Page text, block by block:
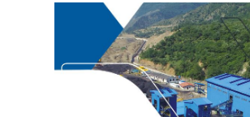
دریافت می‌کنند